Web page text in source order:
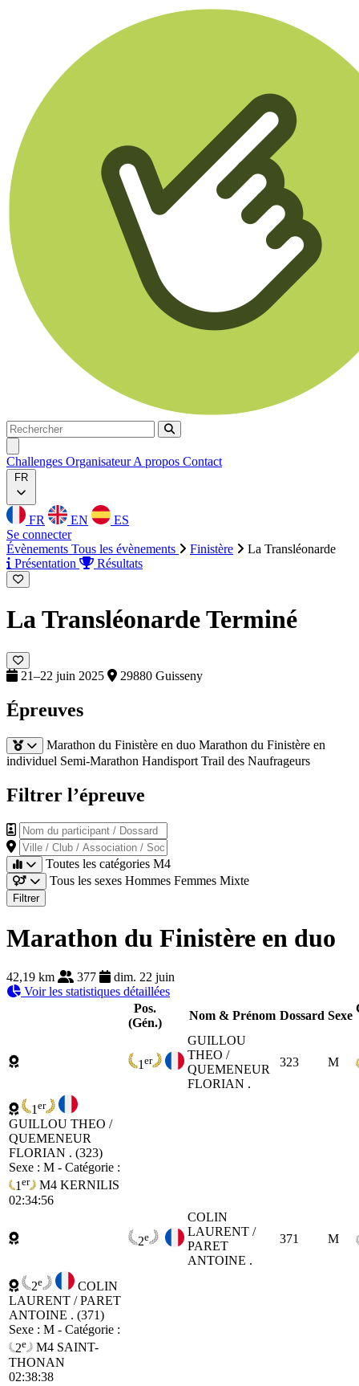
Rechercher
Rechercher
Challenges OrganisateurA propos Contact
FR
FR EN
ES
Se connecter
Évènements Tous les évènements Finistère
La Transléonarde
Présentation
Résultats
La TransléonardeTerminé
21–22 juin 2025 29880 Guisseny
Épreuves
Marathon du Finistère en duo Marathon du Finistère en
individuel Semi-Marathon Handisport Trail des Naufrageurs
Filtrer l’épreuve
Nom du participant / Dossard
Ville / Club / Association / Société
Toutes les catégories M4
Tous les sexes Hommes Femmes Mixte
Filtrer
Marathon du Finistère en duo
42,19 km 377
dim. 22 juin
Voir les statistiques détaillées
Pos.
(Gén.)
Nom & Prénom Dossard Sexe
1 er
GUILLOU
THEO /
QUEMENEUR
FLORIAN .
323 M
1 er
GUILLOU THEO /
QUEMENEUR
FLORIAN . (323)
Sexe : M - Catégorie :
1 er M4 KERNILIS
02:34:56
2e
COLIN
LAURENT /
PARET
ANTOINE .
371 M
2e
COLIN
LAURENT / PARET
ANTOINE . (371)
Sexe : M - Catégorie :
2e M4 SAINT-
THONAN
02:38:38